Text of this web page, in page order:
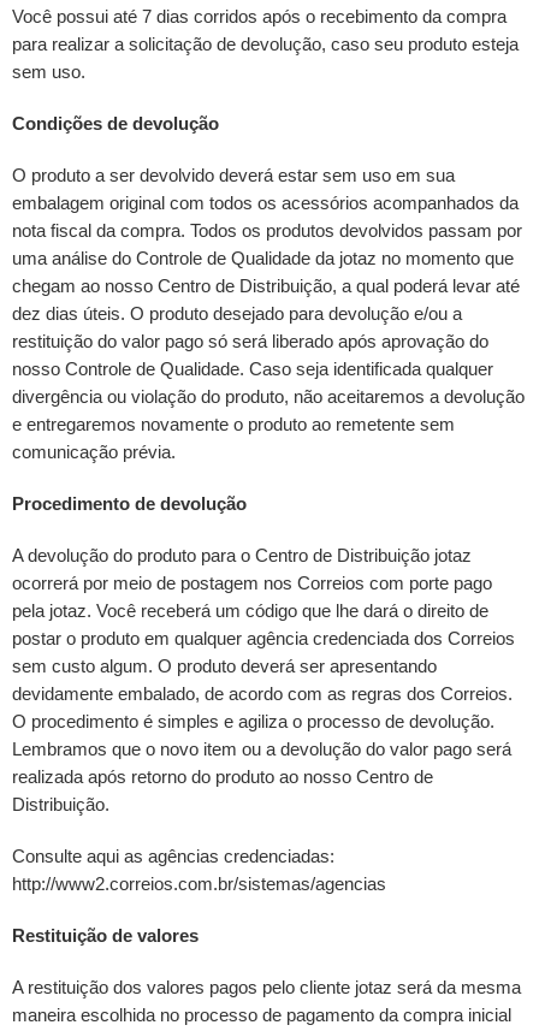
Você possui até 7 dias corridos após o recebimento da compra
para realizar a solicitação de devolução, caso seu produto esteja
sem uso.
Condições de devolução
O produto a ser devolvido deverá estar sem uso em sua
embalagem original com todos os acessórios acompanhados da
nota fiscal da compra. Todos os produtos devolvidos passam por
uma análise do Controle de Qualidade da jotaz no momento que
chegam ao nosso Centro de Distribuição, a qual poderá levar até
dez dias úteis. O produto desejado para devolução e/ou a
restituição do valor pago só será liberado após aprovação do
nosso Controle de Qualidade. Caso seja identificada qualquer
divergência ou violação do produto, não aceitaremos a devolução
e entregaremos novamente o produto ao remetente sem
comunicação prévia.
Procedimento de devolução
A devolução do produto para o Centro de Distribuição jotaz
ocorrerá por meio de postagem nos Correios com porte pago
pela jotaz. Você receberá um código que lhe dará o direito de
postar o produto em qualquer agência credenciada dos Correios
sem custo algum. O produto deverá ser apresentando
devidamente embalado, de acordo com as regras dos Correios.
O procedimento é simples e agiliza o processo de devolução.
Lembramos que o novo item ou a devolução do valor pago será
realizada após retorno do produto ao nosso Centro de
Distribuição.
Consulte aqui as agências credenciadas:
http://www2.correios.com.br/sistemas/agencias
Restituição de valores
A restituição dos valores pagos pelo cliente jotaz será da mesma
maneira escolhida no processo de pagamento da compra inicial